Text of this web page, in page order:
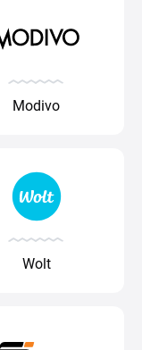
Modivo
Wolt